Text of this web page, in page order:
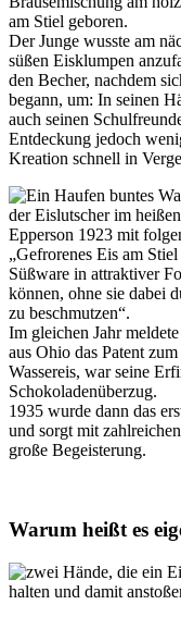
am Stiel geboren.
Der Junge wusste am
süßen Eisklumpen
den Becher, nachdem
begann, um: In seinen
auch seinen
Entdeckung jedoch
Kreation schnell in
der Eislutscher im
Epperson 1923 mit
„Gefrorenes Eis am
Süßware in attraktiver
können, ohne sie dabei
zu beschmutzen“.
Im gleichen Jahr
aus Ohio das Patent
Wassereis, war seine
Schokoladenüberzug.
1935 wurde dann das
und sorgt mit
große Begeisterung.
Warum heißt es